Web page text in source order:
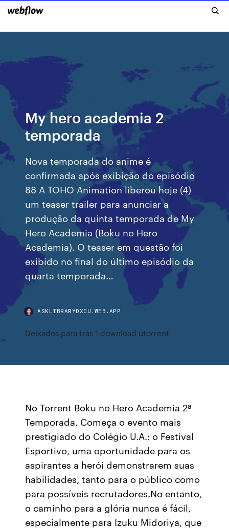
My hero academia 2
temporada
Nova temporada do anime é
confirmada após exibição do episódio
88 A TOHO Animation liberou hoje (4)
um teaser trailer para anunciar a
produção da quinta temporada de My
Hero Academia (Boku no Hero
Academia). O teaser em questão foi
exibido no final do último episódio da
quarta temporada…
ASKLIBRARYDXCU.WEB.APP
Deixados para trás 1 download utorrent
No Torrent Boku no Hero Academia 2ª
Temporada, Começa o evento mais
prestigiado do Colégio U.A.: o Festival
Esportivo, uma oportunidade para os
aspirantes a herói demonstrarem suas
habilidades, tanto para o público como
para possíveis recrutadores.No entanto,
o caminho para a glória nunca é fácil,
especialmente para Izuku Midoriya, que